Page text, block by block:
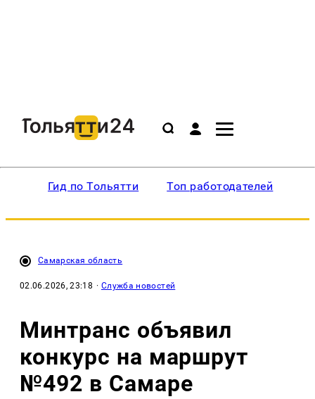
Гид по Тольятти Топ работодателей
Самарская область
02.06.2026, 23:18 · Служба новостей
Минтранс объявил
конкурс на маршрут
№492 в Самаре